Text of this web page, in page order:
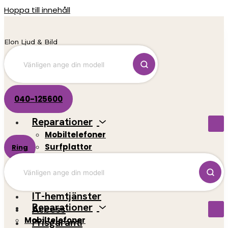
Hoppa till innehåll
Elon Ljud & Bild
040-125600
Reparationer
Mobiltelefoner
Surfplattor
Datorer
IT-hemtjänster
Access
Prisgaranti
Ring
Reparationer
Mobiltelefoner